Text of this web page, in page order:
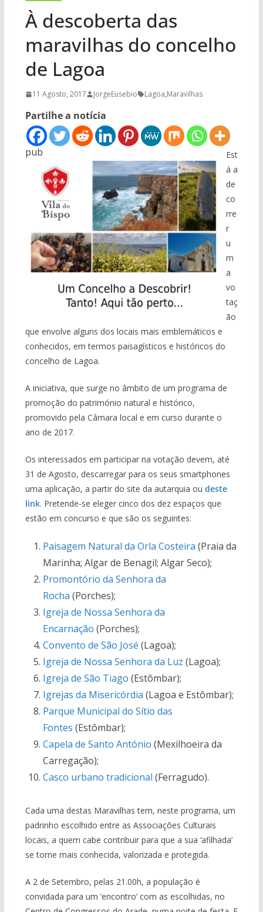
À descoberta das
maravilhas do concelho
de Lagoa
11 Agosto, 2017 JorgeEusebio Lagoa,Maravilhas
Partilhe a notícia
pub
Est
á a
de
co
rre
r
u
m
a
vo
taç
ão
que envolve alguns dos locais mais emblemáticos e
conhecidos, em termos paisagísticos e históricos do
concelho de Lagoa.
A iniciativa, que surge no âmbito de um programa de
promoção do património natural e histórico,
promovido pela Câmara local e em curso durante o
ano de 2017.
Os interessados em participar na votação devem, até
31 de Agosto, descarregar para os seus smartphones
uma aplicação, a partir do site da autarquia ou deste
link. Pretende-se eleger cinco dos dez espaços que
estão em concurso e que são os seguintes:
Paisagem Natural da Orla Costeira (Praia da
Marinha; Algar de Benagil; Algar Seco);
Promontório da Senhora da
Rocha (Porches);
Igreja de Nossa Senhora da
Encarnação (Porches);
Convento de São José (Lagoa);
Igreja de Nossa Senhora da Luz (Lagoa);
Igreja de São Tiago (Estômbar);
Igrejas da Misericórdia (Lagoa e Estômbar);
Parque Municipal do Sítio das
Fontes (Estômbar);
Capela de Santo António (Mexilhoeira da
Carregação);
Casco urbano tradicional (Ferragudo).
Cada uma destas Maravilhas tem, neste programa, um
padrinho escolhido entre as Associações Culturais
locais, a quem cabe contribuir para que a sua ‘afilhada’
se torne mais conhecida, valorizada e protegida.
A 2 de Setembro, pelas 21.00h, a população é
convidada para um ‘encontro’ com as escolhidas, no